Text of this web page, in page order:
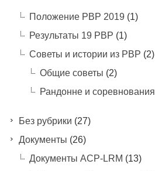
Положение РВР 2019 (1)
Результаты 19 РВР (1)
Советы и истории из РВР (2)
Общие советы (2)
Рандонне и соревнования
Без рубрики (27)
Документы (26)
Документы ACP-LRM (13)